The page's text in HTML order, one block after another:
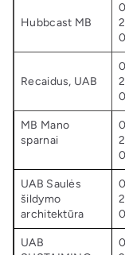
Hubbcast MB
Recaidus, UAB
MB Mano
sparnai
UAB Saulės
šildymo
architektūra
UAB